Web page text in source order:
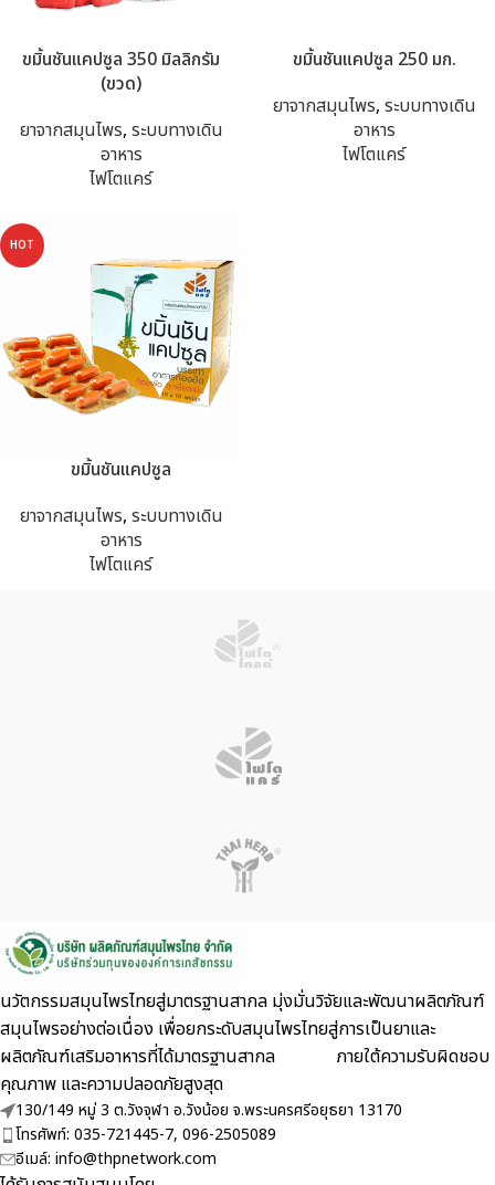
ขมิ้นชันแคปซูล 350 มิลลิกรัม
(ขวด)
ยาจากสมุนไพร, ระบบทางเดิน
อาหาร
ไฟโตแคร์
ขมิ้นชันแคปซูล 250 มก.
ยาจากสมุนไพร, ระบบทางเดิน
อาหาร
ไฟโตแคร์
HOT
ขมิ้นชันแคปซูล
ยาจากสมุนไพร, ระบบทางเดิน
อาหาร
ไฟโตแคร์
นวัตกรรมสมุนไพรไทยสู่มาตรฐานสากล มุ่งมั่นวิจัยและพัฒนาผลิตภัณฑ์
สมุนไพรอย่างต่อเนื่อง เพื่อยกระดับสมุนไพรไทยสู่การเป็นยาและ
ผลิตภัณฑ์เสริมอาหารที่ได้มาตรฐานสากล ภายใต้ความรับผิดชอบ
คุณภาพ และความปลอดภัยสูงสุด
130/149 หมู่ 3 ต.วังจุฬา อ.วังน้อย จ.พระนครศรีอยุธยา 13170
โทรศัพท์: 035-721445-7, 096-2505089
อีเมล์: info@thpnetwork.com